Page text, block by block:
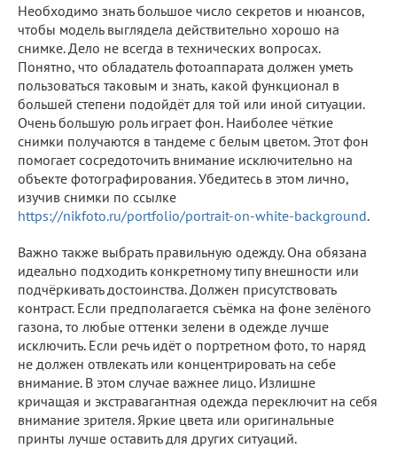
Необходимо знать большое число секретов и нюансов,
чтобы модель выглядела действительно хорошо на
снимке. Дело не всегда в технических вопросах.
Понятно, что обладатель фотоаппарата должен уметь
пользоваться таковым и знать, какой функционал в
большей степени подойдёт для той или иной ситуации.
Очень большую роль играет фон. Наиболее чёткие
снимки получаются в тандеме с белым цветом. Этот фон
помогает сосредоточить внимание исключительно на
объекте фотографирования. Убедитесь в этом лично,
изучив снимки по ссылке
https://nikfoto.ru/portfolio/portrait-on-white-background.
Важно также выбрать правильную одежду. Она обязана
идеально подходить конкретному типу внешности или
подчёркивать достоинства. Должен присутствовать
контраст. Если предполагается съёмка на фоне зелёного
газона, то любые оттенки зелени в одежде лучше
исключить. Если речь идёт о портретном фото, то наряд
не должен отвлекать или концентрировать на себе
внимание. В этом случае важнее лицо. Излишне
кричащая и экстравагантная одежда переключит на себя
внимание зрителя. Яркие цвета или оригинальные
принты лучше оставить для других ситуаций.